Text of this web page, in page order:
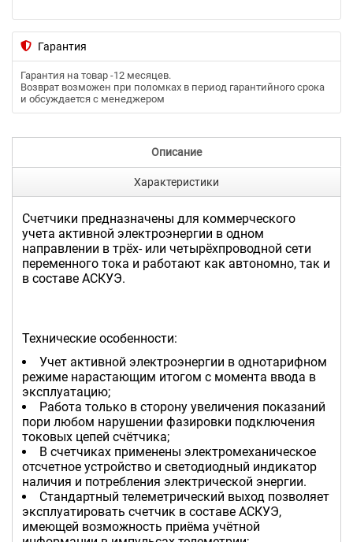
Гарантия
Гарантия на товар -12 месяцев.
Возврат возможен при поломках в период гарантийного срока
и обсуждается с менеджером
Описание
Характеристики
Счетчики предназначены для коммерческого
учета активной электроэнергии в одном
направлении в трёх- или четырёхпроводной сети
переменного тока и работают как автономно, так и
в составе АСКУЭ.
Технические особенности:
Учет активной электроэнергии в однотарифном
режиме нарастающим итогом с момента ввода в
эксплуатацию;
Работа только в сторону увеличения показаний
пори любом нарушении фазировки подключения
токовых цепей счётчика;
В счетчиках применены электромеханическое
отсчетное устройство и светодиодный индикатор
наличия и потребления электрической энергии.
Cтандартный телеметрический выход позволяет
эксплуатировать счетчик в составе АСКУЭ,
имеющей возможность приёма учётной